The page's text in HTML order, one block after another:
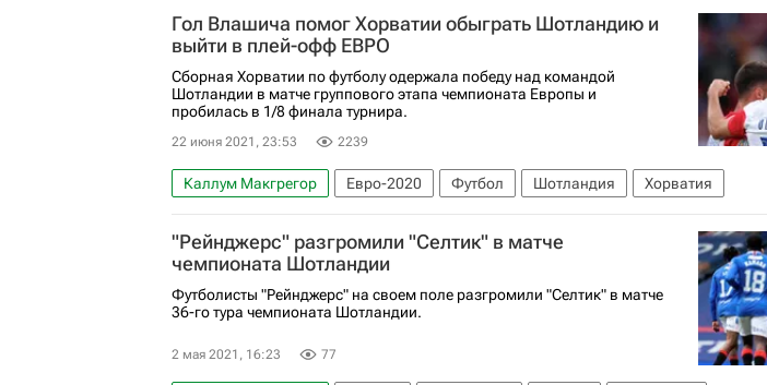
Гол Влашича помог Хорватии обыграть Шотландию и
выйти в плей-офф ЕВРО
Сборная Хорватии по футболу одержала победу над командой
Шотландии в матче группового этапа чемпионата Европы и
пробилась в 1/8 финала турнира.
22 июня 2021, 23:53 2239
Каллум Макгрегор Евро-2020 Футбол Шотландия
Хорватия
Никола Влашич
Деян Ловрен Иван Перишич
"Рейнджерс" разгромили "Селтик" в матче
чемпионата Шотландии
Футболисты "Рейнджерс" на своем поле разгромили "Селтик" в матче
36-го тура чемпионата Шотландии.
2 мая 2021, 16:23 77